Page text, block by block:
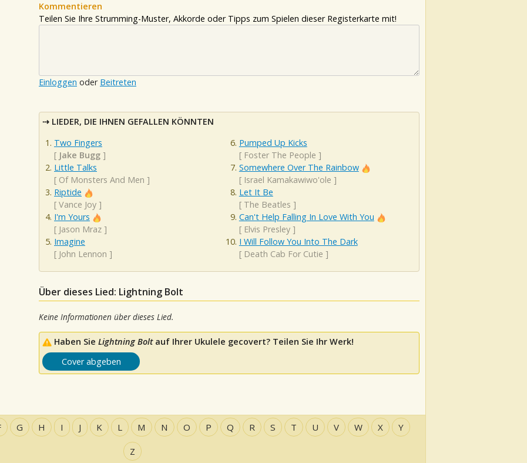
Kommentieren
Teilen Sie Ihre Strumming-Muster, Akkorde oder Tipps zum Spielen dieser Registerkarte mit!
Einloggen oder Beitreten
LIEDER, DIE IHNEN GEFALLEN KÖNNTEN
Two Fingers
[ Jake Bugg ]
Little Talks
[ Of Monsters And Men ]
Riptide
[ Vance Joy ]
I'm Yours
[ Jason Mraz ]
Imagine
[ John Lennon ]
Pumped Up Kicks
[ Foster The People ]
Somewhere Over The Rainbow
[ Israel Kamakawiwo'ole ]
Let It Be
[ The Beatles ]
Can't Help Falling In Love With You
[ Elvis Presley]
I Will Follow You Into The Dark
[ Death Cab For Cutie ]
Über dieses Lied: Lightning Bolt
Keine Informationen über dieses Lied.
Haben Sie Lightning Boltauf Ihrer Ukulele gecovert? Teilen Sie Ihr Werk!
Cover abgeben
G H I J K L M N O P Q R S T U V W X Y
Z